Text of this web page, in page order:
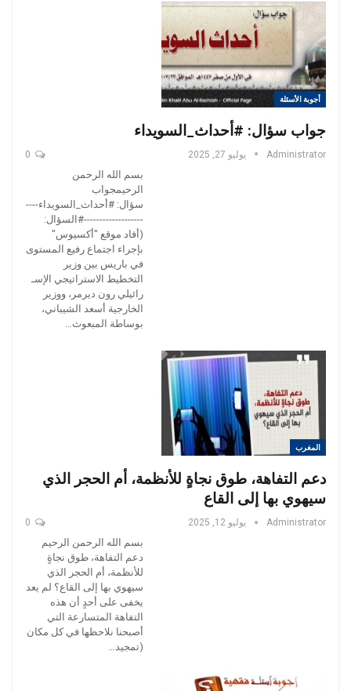
أجوبة الأسئلة
جواب سؤال: #أحداث_السويداء
Administrator يوليو 27, 2025
بسم الله الرحمن
الرحيمجواب
سؤال: #أحداث_السويداء----
-------------------#السؤال:
(أفاد موقع "أكسيوس"
بإجراء اجتماع رفيع المستوى
في باريس بين وزير
التخطيط الاستراتيجي الإسـ
رائيلي رون ديرمر، ووزير
الخارجية أسعد الشيباني،
بوساطة المبعوث…
المغرب
دعم التفاهة، طوق نجاةٍ للأنظمة، أم الحجر الذي
سيهوي بها إلى القاع
Administrator يوليو 12, 2025
بسم الله الرحمن الرحيم
دعم التفاهة، طوق نجاةٍ
للأنظمة، أم الحجر الذي
سيهوي بها إلى القاع؟ لم يعد
يخفى على أحدٍ أن هذه
التفاهة المتسارعة التي
أصبحنا نلاحظها في كل مكان
(تمجيد…